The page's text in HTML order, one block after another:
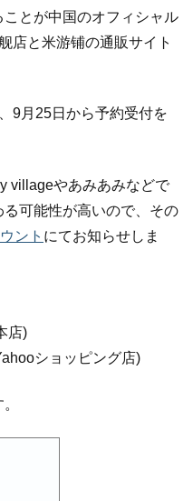
とが中国のオフィシャル
店と米游铺の通販サイト
9月25日から予約受付を
villageやあみあみなどで
可能性が高いので、その
ント にてお知らせしま
店)
ショッピング店)